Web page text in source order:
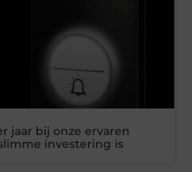
jaar bij onze ervaren
investering is